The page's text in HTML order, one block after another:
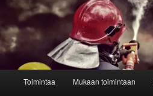
Toimintaa Mukaan toimintaan